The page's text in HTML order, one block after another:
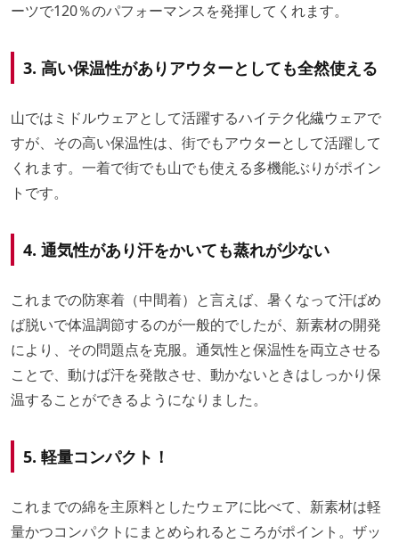
ーツで120％のパフォーマンスを発揮してくれます。
3. 高い保温性がありアウターとしても全然使える
山ではミドルウェアとして活躍するハイテク化繊ウェアで
すが、その高い保温性は、街でもアウターとして活躍して
くれます。一着で街でも山でも使える多機能ぶりがポイン
トです。
4. 通気性があり汗をかいても蒸れが少ない
これまでの防寒着（中間着）と言えば、暑くなって汗ばめ
ば脱いで体温調節するのが一般的でしたが、新素材の開発
により、その問題点を克服。通気性と保温性を両立させる
ことで、動けば汗を発散させ、動かないときはしっかり保
温することができるようになりました。
5. 軽量コンパクト！
これまでの綿を主原料としたウェアに比べて、新素材は軽
量かつコンパクトにまとめられるところがポイント。ザッ